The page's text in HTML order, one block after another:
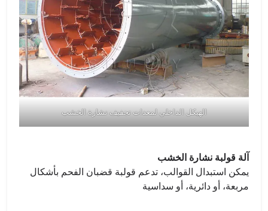
الهيكل الداخلي لمعدات تجفيف نشارة الخشب
آلة قولبة نشارة الخشب
يمكن استبدال القوالب، تدعم قولبة قضبان الفحم بأشكال
مربعة، أو دائرية، أو سداسية